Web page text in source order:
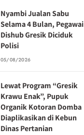
Nyambi Jualan Sabu
Selama 4 Bulan, Pegawai
Dishub Gresik Diciduk
Polisi
05/08/2026
Lewat Program “Gresik
Krawu Enak”, Pupuk
Organik Kotoran Domba
Diaplikasikan di Kebun
Dinas Pertanian